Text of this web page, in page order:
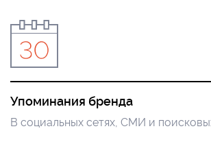
Упоминания бренда
В социальных сетях, СМИ и